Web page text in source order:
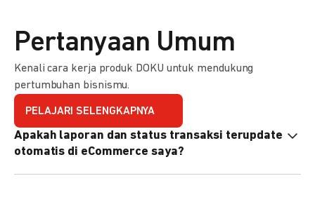
Pertanyaan Umum
Kenali cara kerja produk DOKU untuk mendukung
pertumbuhan bisnismu.
PELAJARI SELENGKAPNYA
Apakah laporan dan status transaksi terupdate
otomatis di eCommerce saya?